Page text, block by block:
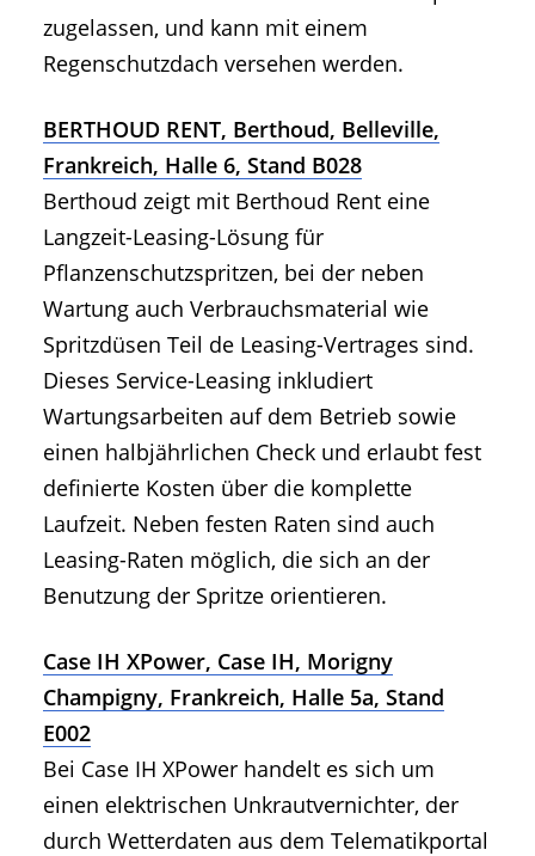
zugelassen, und kann mit einem
Regenschutzdach versehen werden.
BERTHOUD RENT, Berthoud, Belleville,
Frankreich, Halle 6, Stand B028
Berthoud zeigt mit Berthoud Rent eine
Langzeit-Leasing-Lösung für
Pflanzenschutzspritzen, bei der neben
Wartung auch Verbrauchsmaterial wie
Spritzdüsen Teil de Leasing-Vertrages sind.
Dieses Service-Leasing inkludiert
Wartungsarbeiten auf dem Betrieb sowie
einen halbjährlichen Check und erlaubt fest
definierte Kosten über die komplette
Laufzeit. Neben festen Raten sind auch
Leasing-Raten möglich, die sich an der
Benutzung der Spritze orientieren.
Case IH XPower, Case IH, Morigny
Champigny, Frankreich, Halle 5a, Stand
E002
Bei Case IH XPower handelt es sich um
einen elektrischen Unkrautvernichter, der
durch Wetterdaten aus dem Telematikportal